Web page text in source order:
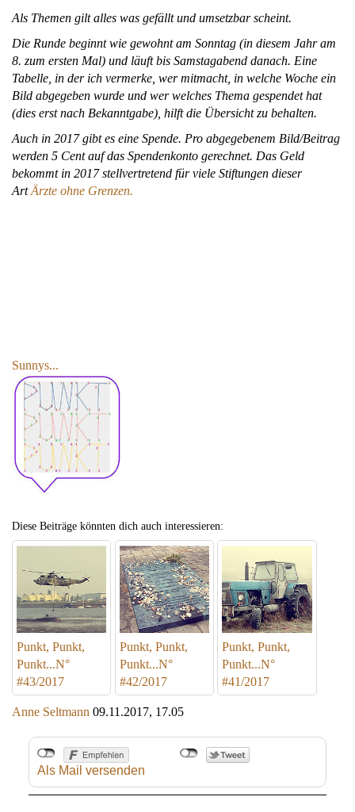
Als Themen gilt alles was gefällt und umsetzbar scheint.
Die Runde beginnt wie gewohnt am Sonntag (in diesem Jahr am
8. zum ersten Mal) und läuft bis Samstagabend danach. Eine
Tabelle, in der ich vermerke, wer mitmacht, in welche Woche ein
Bild abgegeben wurde und wer welches Thema gespendet hat
(dies erst nach Bekanntgabe), hilft die Übersicht zu behalten.
Auch in 2017 gibt es eine Spende. Pro abgegebenem Bild/Beitrag
werden 5 Cent auf das Spendenkonto gerechnet. Das Geld
bekommt in 2017 stellvertretend für viele Stiftungen dieser
ArtÄrzte ohne Grenzen.
Sunnys...
Diese Beiträge könnten dich auch interessieren:
Punkt, Punkt,
Punkt...N°
#43/2017
Punkt, Punkt,
Punkt...N°
#42/2017
Punkt, Punkt,
Punkt...N°
#41/2017
Anne Seltmann 09.11.2017, 17.05
Als Mail versenden